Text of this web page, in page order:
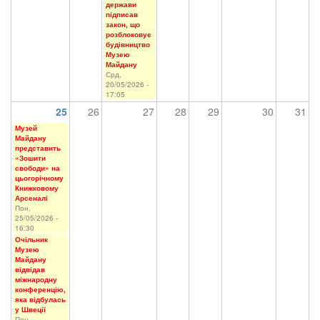
держави
підписав
закон, що
розблоковує
будівництво
Музею
Майдану
Срд,
20/05/2026 -
17:05
25 26 27 28 29 30 31
Музей
Майдану
представить
«Зошити
свободи» на
цьогорічному
Книжковому
Арсеналі
Пон,
25/05/2026 -
16:30
Очільник
Музею
Майдану
відвідав
міжнародну
конференцію,
яка відбулась
у Швеції